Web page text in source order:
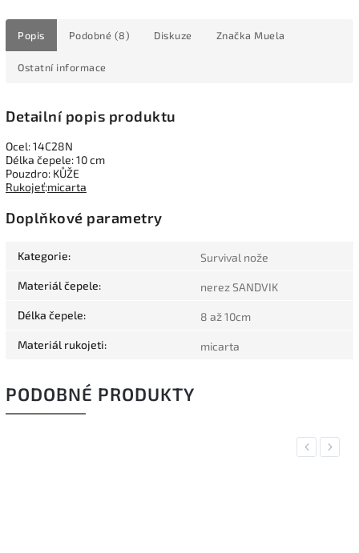
Popis Podobné (8) Diskuze Značka Muela
Ostatní informace
Detailní popis produktu
Ocel: 14C28N
Délka čepele: 10 cm
Pouzdro: KŮŽE
Rukojeť:micarta
Doplňkové parametry
Kategorie: Survival nože
Materiál čepele: nerez SANDVIK
Délka čepele: 8 až 10cm
Materiál rukojeti: micarta
PODOBNÉ PRODUKTY
Previous
Next